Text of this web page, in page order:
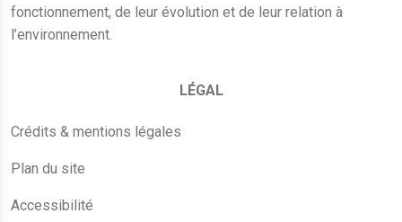
fonctionnement, de leur évolution et de leur relation à
l’environnement.
LÉGAL
Crédits & mentions légales
Plan du site
Accessibilité